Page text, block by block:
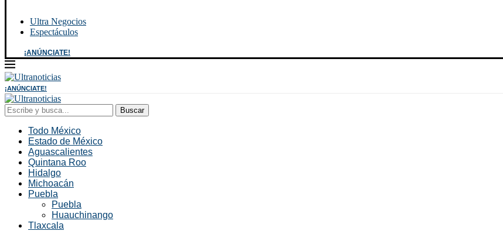
Ultra Negocios
Espectáculos
¡ANÚNCIATE!
¡ANÚNCIATE!
Buscar
Todo México
Estado de México
Aguascalientes
Quintana Roo
Hidalgo
Michoacán
Puebla
Puebla
Huauchinango
Tlaxcala